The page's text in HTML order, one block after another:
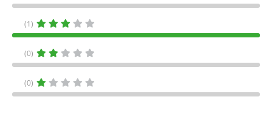
(1)
(0)
(0)